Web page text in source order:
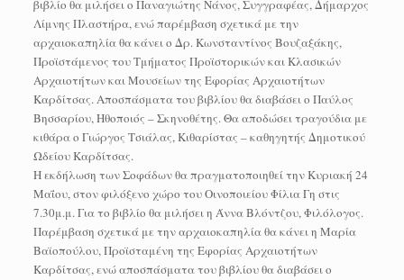
βιβλίο θα μιλήσει ο Παναγιώτης Νάνος, Συγγραφέας, Δήμαρχος
Λίμνης Πλαστήρα, ενώ παρέμβαση σχετικά με την
αρχαιοκαπηλία θα κάνει ο Δρ. Κωνσταντίνος Βουζαξάκης,
Προϊστάμενος του Τμήματος Προϊστορικών και Κλασικών
Αρχαιοτήτων και Μουσείων της Εφορίας Αρχαιοτήτων
Καρδίτσας. Αποσπάσματα του βιβλίου θα διαβάσει ο Παύλος
Βησσαρίου, Ηθοποιός – Σκηνοθέτης. Θα αποδώσει τραγούδια με
κιθάρα ο Γιώργος Τσιάλας, Κιθαρίστας – καθηγητής Δημοτικού
Ωδείου Καρδίτσας.
Η εκδήλωση των Σοφάδων θα πραγματοποιηθεί την Κυριακή 24
Μαΐου, στον φιλόξενο χώρο του Οινοποιείου Φίλια Γη στις
7.30μ.μ. Για το βιβλίο θα μιλήσει η Άννα Βλόντζου, Φιλόλογος.
Παρέμβαση σχετικά με την αρχαιοκαπηλία θα κάνει η Μαρία
Βαϊοπούλου, Προϊσταμένη της Εφορίας Αρχαιοτήτων
Καρδίτσας, ενώ αποσπάσματα του βιβλίου θα διαβάσει ο